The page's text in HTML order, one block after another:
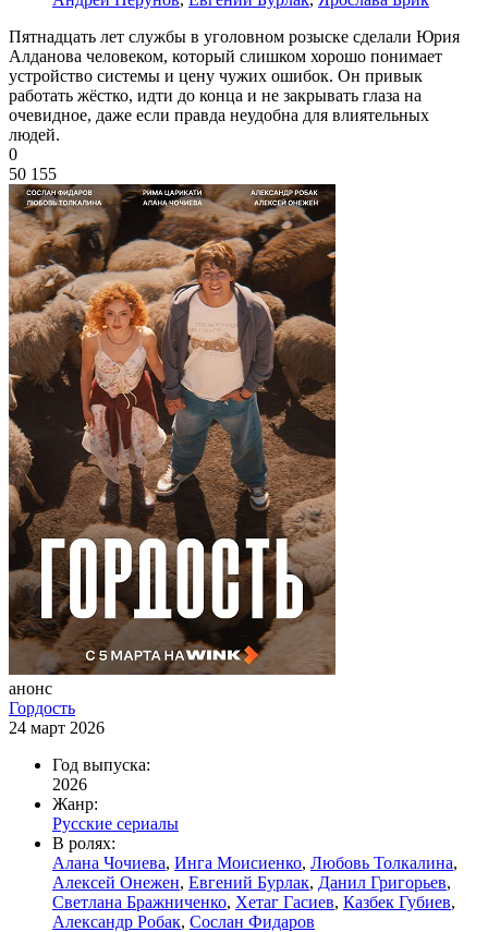
Пятнадцать лет службы в уголовном розыске сделали Юрия
Алданова человеком, который слишком хорошо понимает
устройство системы и цену чужих ошибок. Он привык
работать жёстко, идти до конца и не закрывать глаза на
очевидное, даже если правда неудобна для влиятельных
людей.
0
50 155
анонс
Гордость
24 март 2026
Год выпуска:
2026
Жанр:
Русские сериалы
В ролях:
Алана Чочиева, Инга Моисиенко, Любовь Толкалина,
Алексей Онежен, Евгений Бурлак, Данил Григорьев,
Светлана Бражниченко, Хетаг Гасиев, Казбек Губиев,
Александр Робак, Сослан Фидаров